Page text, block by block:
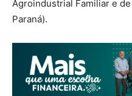
Agroindustrial Familiar e
Paraná).